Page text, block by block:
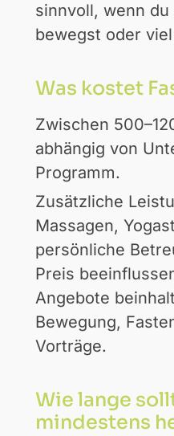
sinnvoll, wenn
bewegst oder
Was kostet
Zwischen
abhängig von
Programm.
Zusätzliche
Massagen,
persönliche
Preis
Angebote
Bewegung,
Vorträge.
Wie lange
mindestens